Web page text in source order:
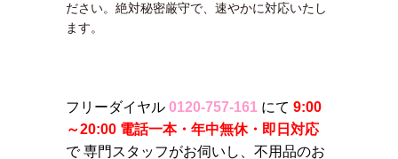
ださい。絶対秘密厳守で、速やかに対応いたし
ます。
フリーダイヤル 0120-757-161 にて 9:00
～20:00 電話一本・年中無休・即日対応
で 専門スタッフがお伺いし、不用品のお